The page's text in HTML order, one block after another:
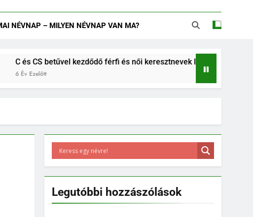
NÉVNAP – MILYEN NÉVNAP VAN MA?
CS betűvel kezdődő férfi és női keresztnevek listája
6 Év Ezelőtt
Legutóbbi hozzászólások